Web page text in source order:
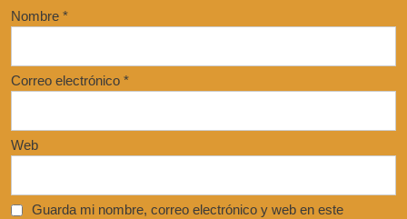
Nombre *
Correo electrónico *
Web
Guarda mi nombre, correo electrónico y web en este